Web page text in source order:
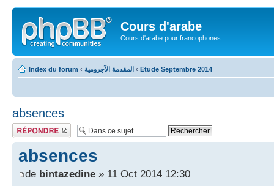
Cours d'arabe
Cours d'arabe pour francophones
Index du forum ‹ المقدمة الآجرومية ‹ Etude Septembre 2014
absences
Répondre
absences
de bintazedine » 11 Oct 2014 12:30